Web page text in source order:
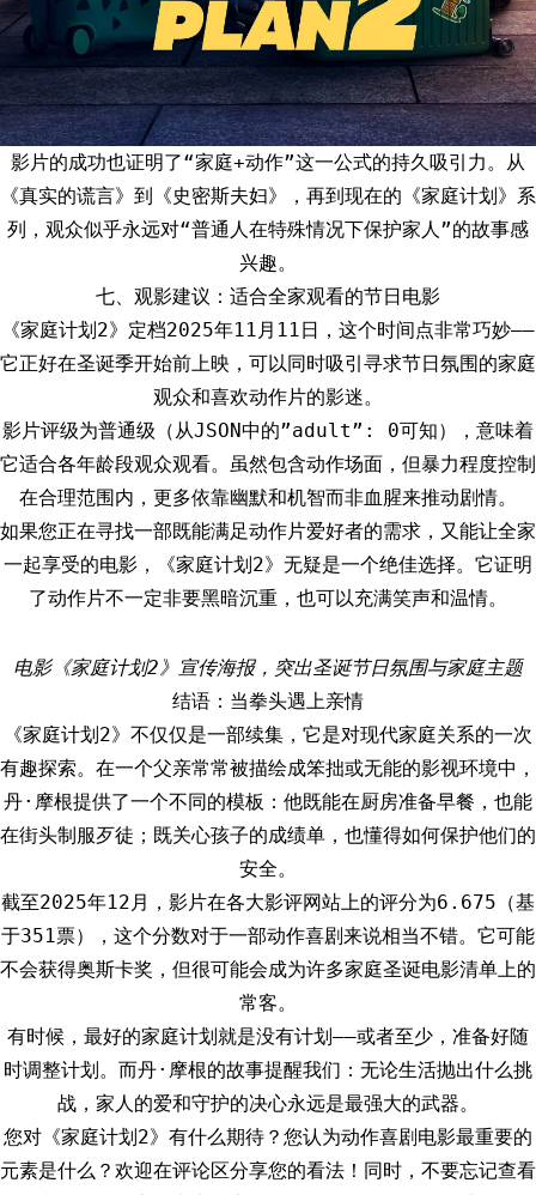
影片的成功也证明了“家庭+动作”这一公式的持久吸引力。从
《真实的谎言》到《史密斯夫妇》，再到现在的《家庭计划》系
列，观众似乎永远对“普通人在特殊情况下保护家人”的故事感
兴趣。
七、观影建议：适合全家观看的节日电影
《家庭计划2》定档2025年11月11日，这个时间点非常巧妙——
它正好在圣诞季开始前上映，可以同时吸引寻求节日氛围的家庭
观众和喜欢动作片的影迷。
影片评级为普通级（从JSON中的”adult”: 0可知），意味着
它适合各年龄段观众观看。虽然包含动作场面，但暴力程度控制
在合理范围内，更多依靠幽默和机智而非血腥来推动剧情。
如果您正在寻找一部既能满足动作片爱好者的需求，又能让全家
一起享受的电影，《家庭计划2》无疑是一个绝佳选择。它证明
了动作片不一定非要黑暗沉重，也可以充满笑声和温情。
电影《家庭计划2》宣传海报，突出圣诞节日氛围与家庭主题
结语：当拳头遇上亲情
《家庭计划2》不仅仅是一部续集，它是对现代家庭关系的一次
有趣探索。在一个父亲常常被描绘成笨拙或无能的影视环境中，
丹·摩根提供了一个不同的模板：他既能在厨房准备早餐，也能
在街头制服歹徒；既关心孩子的成绩单，也懂得如何保护他们的
安全。
截至2025年12月，影片在各大影评网站上的评分为6.675（基
于351票），这个分数对于一部动作喜剧来说相当不错。它可能
不会获得奥斯卡奖，但很可能会成为许多家庭圣诞电影清单上的
常客。
有时候，最好的家庭计划就是没有计划——或者至少，准备好随
时调整计划。而丹·摩根的故事提醒我们：无论生活抛出什么挑
战，家人的爱和守护的决心永远是最强大的武器。
您对《家庭计划2》有什么期待？您认为动作喜剧电影最重要的
元素是什么？欢迎在评论区分享您的看法！同时，不要忘记查看